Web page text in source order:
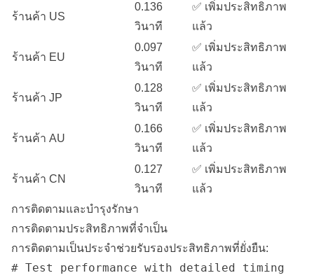
ร้านค้า US
0.136
วินาที
✅ เพิ่มประสิทธิภาพ
แล้ว
ร้านค้า EU
0.097
วินาที
✅ เพิ่มประสิทธิภาพ
แล้ว
ร้านค้า JP
0.128
วินาที
✅ เพิ่มประสิทธิภาพ
แล้ว
ร้านค้า AU
0.166
วินาที
✅ เพิ่มประสิทธิภาพ
แล้ว
ร้านค้า CN
0.127
วินาที
✅ เพิ่มประสิทธิภาพ
แล้ว
การติดตามและบำรุงรักษา
การติดตามประสิทธิภาพที่จำเป็น
การติดตามเป็นประจำช่วยรับรองประสิทธิภาพที่ยั่งยืน:
# Test performance with detailed timing